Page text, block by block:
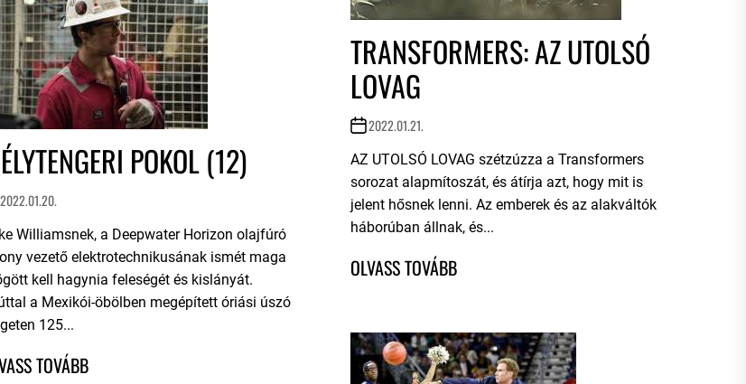
TRANSFORMERS: AZ UTOLSÓ
LOVAG
2022.01.21.
AZ UTOLSÓ LOVAG szétzúzza a Transformers
sorozat alapmítoszát, és átírja azt, hogy mit is
jelent hősnek lenni. Az emberek és az alakváltók
háborúban állnak, és...
POKOL (12)
2022.01.20.
Williamsnek, a Deepwater Horizon olajfúró
vezető elektrotechnikusának ismét maga
kell hagynia feleségét és kislányát.
a Mexikói-öbölben megépített óriási úszó
125...